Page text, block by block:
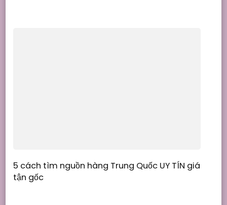
5 cách tìm nguồn hàng Trung Quốc UY TÍN giá
tận gốc